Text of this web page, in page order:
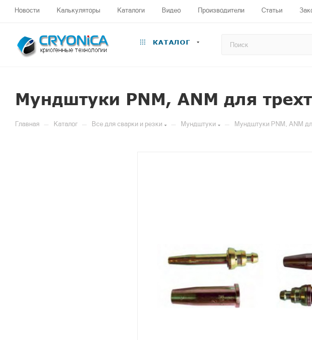
Новости Калькуляторы Каталоги Видео Производители Статьи
КАТАЛОГ
Мундштуки PNM, ANM для
Главная — Каталог — Все для сварки и резки — Мундштуки — Мундштуки PNM, ANM